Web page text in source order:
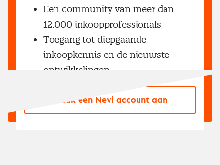
Een community van meer dan
12.000 inkoopprofessionals
Toegang tot diepgaande
inkoopkennis en de nieuwste
ontwikkelingen
Maak een Nevi account aan